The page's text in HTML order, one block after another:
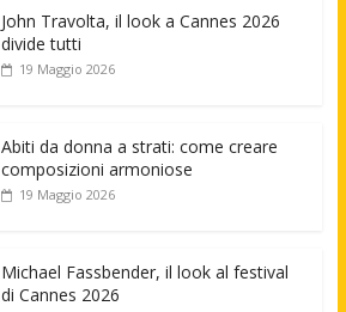
John Travolta, il look a Cannes 2026
divide tutti
19 Maggio 2026
Abiti da donna a strati: come creare
composizioni armoniose
19 Maggio 2026
Michael Fassbender, il look al festival
di Cannes 2026